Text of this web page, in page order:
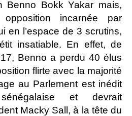
Benno Bokk Yakar mais,
incarnée par
en l’espace de 3 scrutins,
insatiable. En effet, de
Benno a perdu 40 élus
flirte avec la majorité
au Parlement est inédit
et devrait
Macky Sall, à la tête du